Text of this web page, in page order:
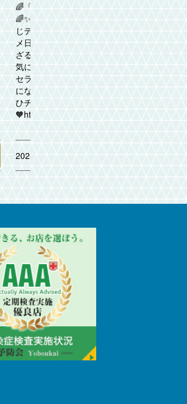
🌈「スイートスポット」写メ日記Day
🌈✨毎週金曜日は花園男子たちが〝同
じテーマ〟でそれぞれの想いを語る写
メ日記📓本指名のセラピストの知られ
ざる一面にキュンとしたり♬新たなお
気に入りセラピストが見つかったり♬
セラピストたちの素顔や本音満載〝気
になる〟がきっと見つかる金曜日‼️ぜ
ひチェックしてみてください🧡💚🧡💚
🧡https://...
2025.08.02 全文表示
-
み
く
込
ト
出
ダ